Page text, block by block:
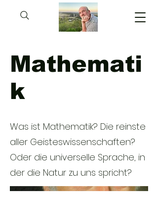
Mathemati
k
Was ist Mathematik? Die reinste
aller Geisteswissenschaften?
Oder die universelle Sprache, in
der die Natur zu uns spricht?